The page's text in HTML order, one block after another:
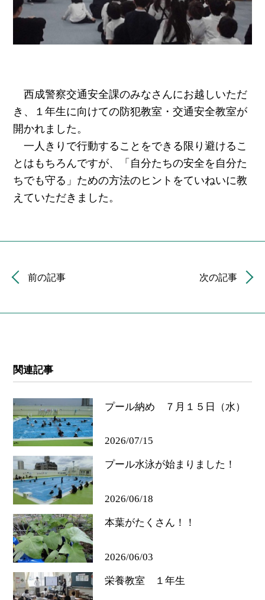
西成警察交通安全課のみなさんにお越しいただ
き、１年生に向けての防犯教室・交通安全教室が
開かれました。
一人きりで行動することをできる限り避けるこ
とはもちろんですが、「自分たちの安全を自分た
ちでも守る」ための方法のヒントをていねいに教
えていただきました。
前の記事 次の記事
関連記事
プール納め ７月１５日（水）
2026/07/15
プール水泳が始まりました！
2026/06/18
本葉がたくさん！！
2026/06/03
栄養教室 １年生